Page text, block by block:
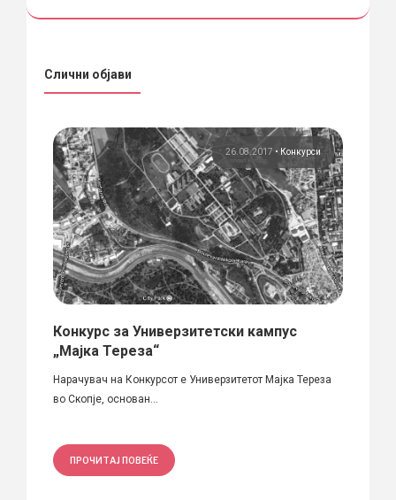
Слични објави
26.08.2017 • Конкурси
Конкурс за Универзитетски кампус
„Мајка Тереза“
Нарачувач на Конкурсот е Универзитетот Мајка Тереза
во Скопје, основан...
ПРОЧИТАЈ ПОВЕЌЕ